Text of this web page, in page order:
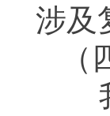
涉及